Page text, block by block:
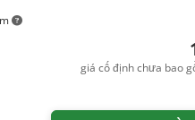
giá cố định chưa bao